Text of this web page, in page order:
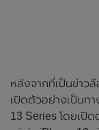
หลังจากที่เป็นข่าว
เปิดตัวอย่างเป็นท
13 Series โดยเปิ